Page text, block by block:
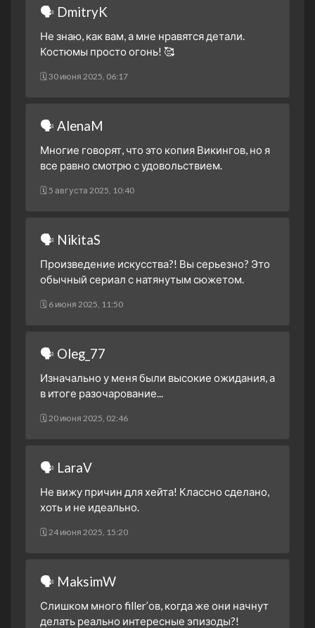
🗣 DmitryK
Не знаю, как вам, а мне нравятся детали.
Костюмы просто огонь! 🥰
🗓 30 июня 2025, 06:17
🗣 AlenaM
Многие говорят, что это копия Викингов, но я
все равно смотрю с удовольствием.
🗓 5 августа 2025, 10:40
🗣 NikitaS
Произведение искусства?! Вы серьезно? Это
обычный сериал с натянутым сюжетом.
🗓 6 июня 2025, 11:50
🗣 Oleg_77
Изначально у меня были высокие ожидания, а
в итоге разочарование...
🗓 20 июня 2025, 02:46
🗣 LaraV
Не вижу причин для хейта! Классно сделано,
хоть и не идеально.
🗓 24 июня 2025, 15:20
🗣 MaksimW
Слишком много filler’ов, когда же они начнут
делать реально интересные эпизоды?!